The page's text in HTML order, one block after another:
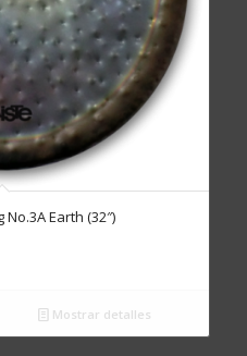
Earth (32″)
Mostrar detalles